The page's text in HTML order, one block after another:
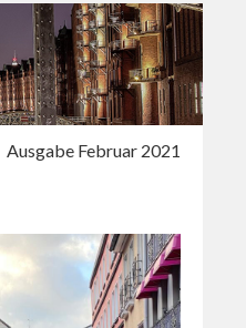
Ausgabe Februar 2021